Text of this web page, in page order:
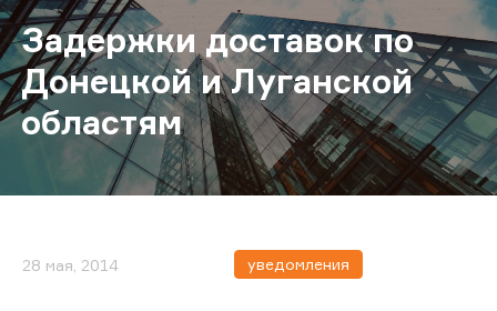
Задержки доставок по
Донецкой и Луганской
областям
28 мая, 2014 уведомления